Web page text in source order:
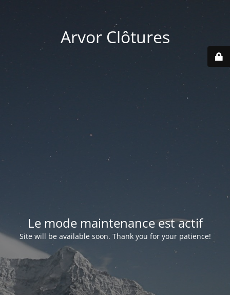
Arvor Clôtures
Le mode maintenance est actif
Site will be available soon. Thank you for your patience!